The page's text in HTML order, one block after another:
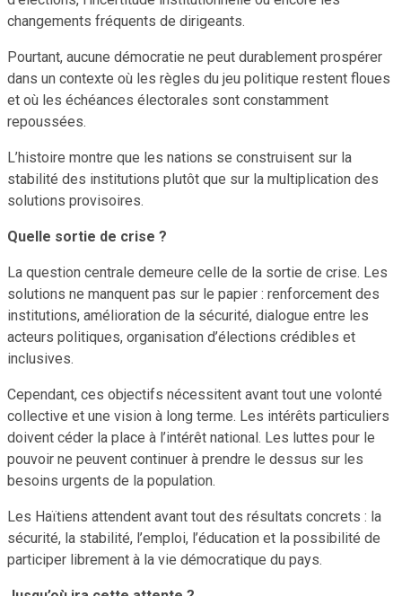
changements fréquents de dirigeants.
Pourtant, aucune démocratie ne peut durablement prospérer
dans un contexte où les règles du jeu politique restent floues
et où les échéances électorales sont constamment
repoussées.
L’histoire montre que les nations se construisent sur la
stabilité des institutions plutôt que sur la multiplication des
solutions provisoires.
Quelle sortie de crise ?
La question centrale demeure celle de la sortie de crise. Les
solutions ne manquent pas sur le papier : renforcement des
institutions, amélioration de la sécurité, dialogue entre les
acteurs politiques, organisation d’élections crédibles et
inclusives.
Cependant, ces objectifs nécessitent avant tout une volonté
collective et une vision à long terme. Les intérêts particuliers
doivent céder la place à l’intérêt national. Les luttes pour le
pouvoir ne peuvent continuer à prendre le dessus sur les
besoins urgents de la population.
Les Haïtiens attendent avant tout des résultats concrets : la
sécurité, la stabilité, l’emploi, l’éducation et la possibilité de
participer librement à la vie démocratique du pays.